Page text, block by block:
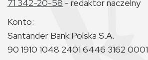
71 342-20-58 - redaktor naczelny
Konto:
Santander Bank Polska S.A.
90 1910 1048 2401 6446 3162 0001